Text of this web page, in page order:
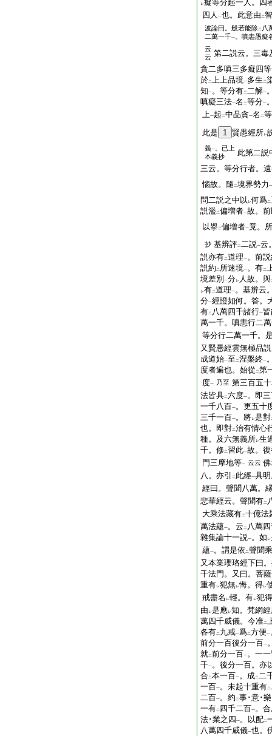
レ癡等分起一人。四
四人 一也。此意由 二
波論曰。般若能除二 八
二萬一千一 。嗔恚愚癡
云
云 第二説云。三毒
貪二多嗔三多癡四
於二上上品境一多生 二
知一。等分有二二解一
嗔癡三法一名 二等分一
上一起 二中品貪一名 二
此是
1 賢愚經所レ
義一 。已上
本義抄
此第二説
三云。等分行者。遠
惱故。隨 二境界勢力 一
問二説之中以 レ何爲二
説濫二偏増者一故。
以擧二偏増者一竟。
抄 基辨評二二説一云
説亦有二道理一。前
説約 二 所迷境一。有二
境差別 一分レ 人故。與
レ有二道理一。基辨云
分一經證如何。答。
有二 八萬四千諸行一
萬一千。嗔恚行二
等分行二萬一千。
又賢愚經雲無極品
成道始一至 二涅槃終一
度者遍也。始從 二第
度一 乃至 第三百五
法皆具二六度一。即
一千八百一。更五十
三千一百一。將レ是對
也。即對二治有情心
種。及六無義所レ生
千。修二習此一故。
門三摩地等一 云云
八。亦引
二 此經一具
經曰。聲聞八萬。
悲華經云。聲聞有二
大乘法藏有二十億法
萬法蘊一。云 二 八萬
雜集論十一説一。如 レ
蘊一。謂是依 二聲聞乘
又本業瓔珞經下曰
千法門。又曰。菩
重有レ犯無レ悔。得レ
戒盡名 レ輕。有レ犯得
由 レ是應レ知。梵網
萬四千威儀。今准二
各有二 九戒一爲二方便一
前分一百後分一百一
就二前分一百一。一
千一。後分一百。亦
合二本一百一。成二二
一百一。未起十重有二
二百一。約 二事･意･
一有二 四千二百一。
法･業之四一。以配二
八萬四千威儀一也。